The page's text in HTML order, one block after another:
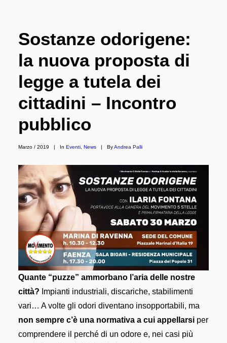
Sostanze odorigene:
la nuova proposta di
legge a tutela dei
cittadini – Incontro
pubblico
Marzo / 2019 | In Eventi News | ByAndrea Palli
Quante “puzze” ammorbano l’aria delle nostre
città? Impianti industriali, discariche, stabilimenti
vari… A volte gli odori diventano insopportabili, ma
non sempre c’è una normativa a cui appellarsi per
comprendere il perché di un odore e, nei casi più